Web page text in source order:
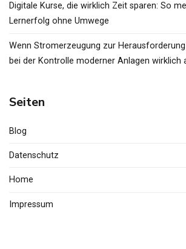
Digitale Kurse, die wirklich Zeit sparen: So
Lernerfolg ohne Umwege
Wenn Stromerzeugung zur
bei der Kontrolle moderner Anlagen wirklich
Seiten
Blog
Datenschutz
Home
Impressum